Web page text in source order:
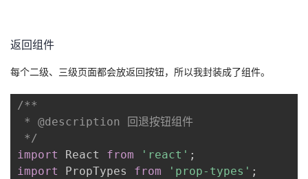
返回组件
每个二级、三级页面都会放返回按钮，所以我封装成了组件。
/**
* @description 回退按钮组件
*/
import
React from 'react' ;
import
PropTypes from 'prop-types' ;